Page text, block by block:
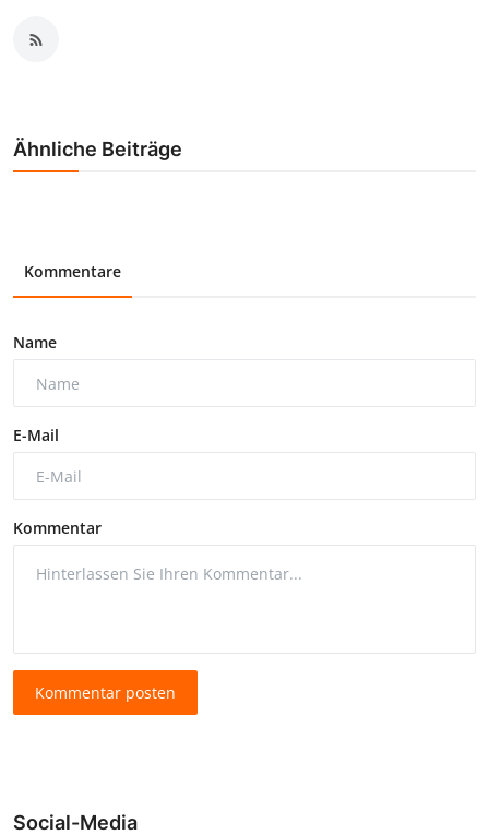
Ähnliche Beiträge
Kommentare
Name
E-Mail
Kommentar
Kommentar posten
Social-Media